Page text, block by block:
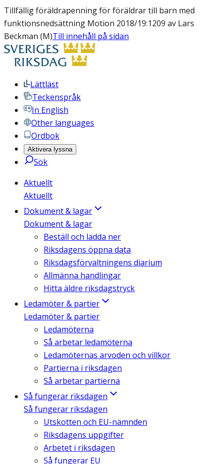
Tillfällig föräldrapenning för föräldrar till barn med
funktionsnedsättning Motion 2018/19:1209 av Lars
Beckman (M)Till innehåll på sidan
Lättläst
Teckenspråk
In English
Other languages
Ordbok
Aktivera lyssna
Sök
Aktuellt
Aktuellt
Dokument & lagar
Dokument & lagar
Beställ och ladda ner
Riksdagens öppna data
Riksdagsförvaltningens diarium
Allmänna handlingar
Hitta äldre riksdagstryck
Ledamöter & partier
Ledamöter & partier
Ledamöterna
Så arbetar ledamöterna
Ledamöternas arvoden och villkor
Partierna i riksdagen
Så arbetar partierna
Så fungerar riksdagen
Så fungerar riksdagen
Utskotten och EU-nämnden
Riksdagens uppgifter
Arbetet i riksdagen
Så fungerar EU